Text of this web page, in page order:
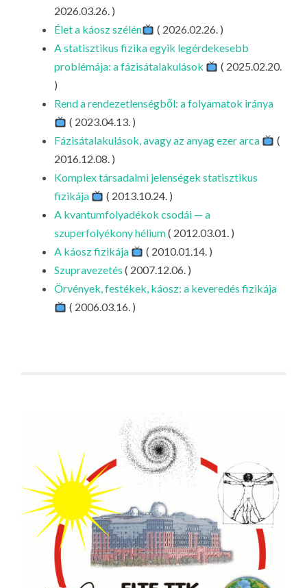
G
O
KI
2026.03.26. )
Élet a káosz szélén
( 2026.02.26. )
A statisztikus fizika egyik legérdekesebb
problémája: a fázisátalakulások
( 2025.02.20.
)
Rend a rendezetlenségből: a folyamatok iránya
( 2023.04.13. )
Fázisátalakulások, avagy az anyag ezer arca
(
2016.12.08. )
Komplex társadalmi jelenségek statisztikus
fizikája
( 2013.10.24. )
A kvantumfolyadékok csodái — a
szuperfolyékony hélium( 2012.03.01. )
A káosz fizikája
( 2010.01.14. )
Szupravezetés ( 2007.12.06. )
Örvények, festékek, káosz: a keveredés fizikája
( 2006.03.16. )